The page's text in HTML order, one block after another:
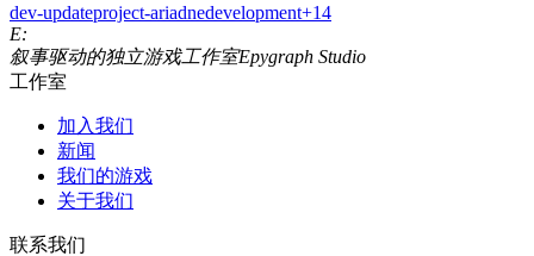
dev-updateproject-ariadnedevelopment+14
E:
叙事驱动的独立游戏工作室Epygraph Studio
工作室
加入我们
新闻
我们的游戏
关于我们
联系我们